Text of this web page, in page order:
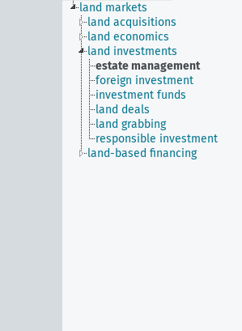
land markets
land acquisitions
land economics
land investments
estate management
foreign investment
investment funds
land deals
land grabbing
responsible investment
land-based financing